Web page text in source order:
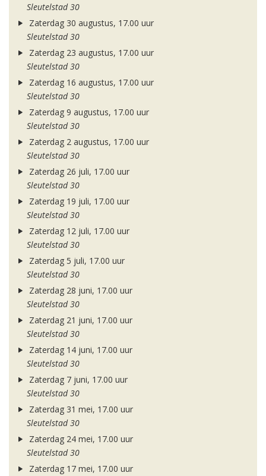
Sleutelstad 30
Zaterdag 30 augustus, 17.00 uur
Sleutelstad 30
Zaterdag 23 augustus, 17.00 uur
Sleutelstad 30
Zaterdag 16 augustus, 17.00 uur
Sleutelstad 30
Zaterdag 9 augustus, 17.00 uur
Sleutelstad 30
Zaterdag 2 augustus, 17.00 uur
Sleutelstad 30
Zaterdag 26 juli, 17.00 uur
Sleutelstad 30
Zaterdag 19 juli, 17.00 uur
Sleutelstad 30
Zaterdag 12 juli, 17.00 uur
Sleutelstad 30
Zaterdag 5 juli, 17.00 uur
Sleutelstad 30
Zaterdag 28 juni, 17.00 uur
Sleutelstad 30
Zaterdag 21 juni, 17.00 uur
Sleutelstad 30
Zaterdag 14 juni, 17.00 uur
Sleutelstad 30
Zaterdag 7 juni, 17.00 uur
Sleutelstad 30
Zaterdag 31 mei, 17.00 uur
Sleutelstad 30
Zaterdag 24 mei, 17.00 uur
Sleutelstad 30
Zaterdag 17 mei, 17.00 uur